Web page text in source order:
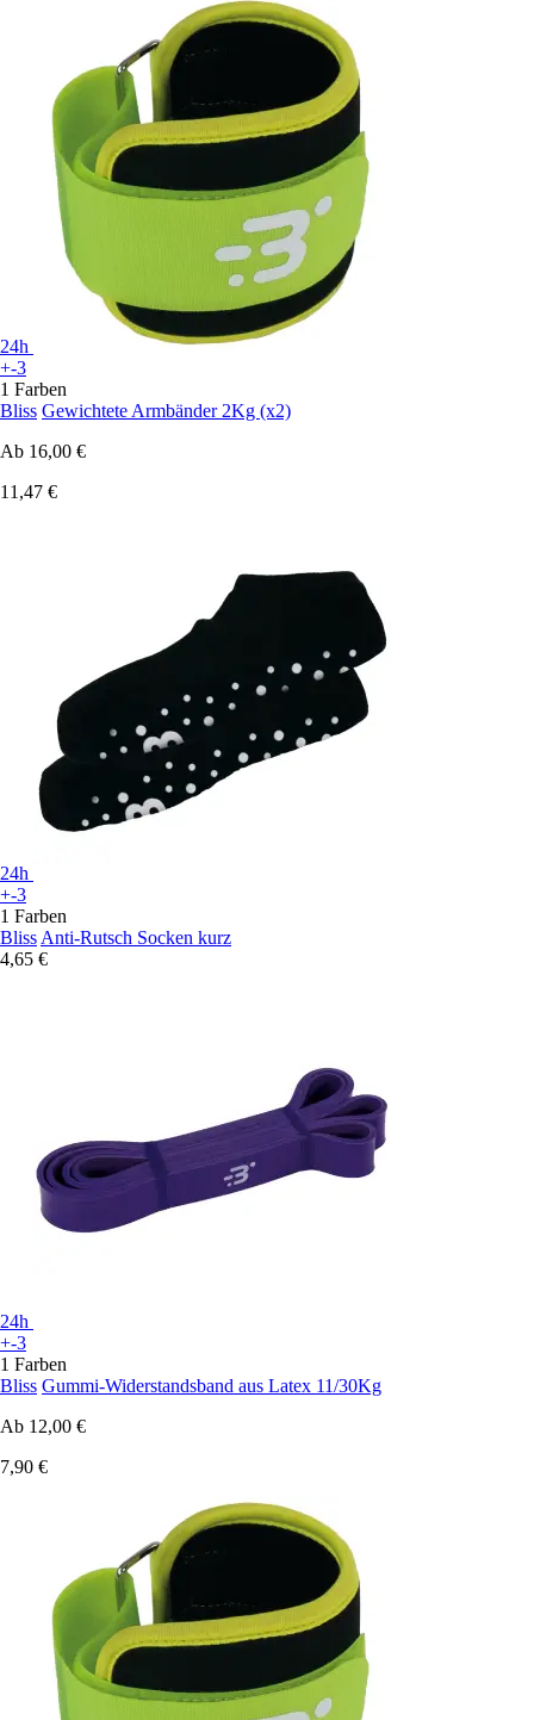
24h
+-3
1 Farben
Bliss Gewichtete Armbänder 2Kg (x2)
Ab 16,00 €
11,47 €
24h
+-3
1 Farben
Bliss Anti-Rutsch Socken kurz
4,65 €
24h
+-3
1 Farben
Bliss Gummi-Widerstandsband aus Latex 11/30Kg
Ab 12,00 €
7,90 €